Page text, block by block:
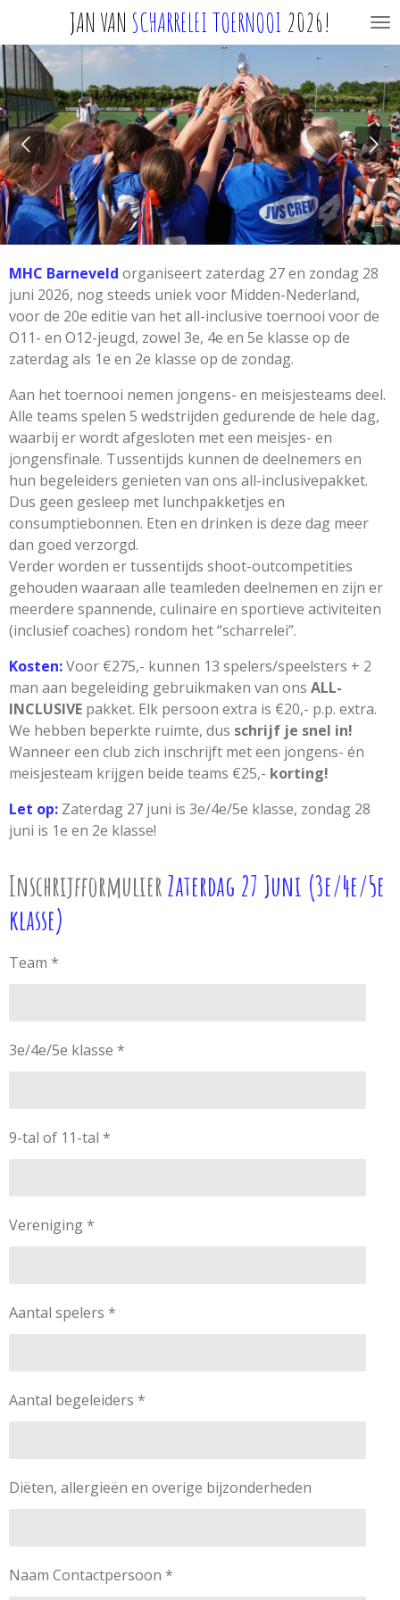
naar
de
hoofdinhoud
JAN VAN SCHARRELEI TOERNOOI 2026!
MHC Barneveld organiseert zaterdag 27 en zondag 28
juni 2026, nog steeds uniek voor Midden-Nederland,
voor de 20e editie van het all-inclusive toernooi voor de
O11- en O12-jeugd, zowel 3e, 4e en 5e klasse op de
zaterdag als 1e en 2e klasse op de zondag.
Aan het toernooi nemen jongens- en meisjesteams deel.
Alle teams spelen 5 wedstrijden gedurende de hele dag,
waarbij er wordt afgesloten met een meisjes- en
jongensfinale. Tussentijds kunnen de deelnemers en
hun begeleiders genieten van ons all-inclusivepakket.
Dus geen gesleep met lunchpakketjes en
consumptiebonnen. Eten en drinken is deze dag meer
dan goed verzorgd.
Verder worden er tussentijds shoot-outcompetities
gehouden waaraan alle teamleden deelnemen en zijn er
meerdere spannende, culinaire en sportieve activiteiten
(inclusief coaches) rondom het “scharrelei”.
Kosten:Voor €275,- kunnen 13 spelers/speelsters + 2
man aan begeleiding gebruikmaken van ons ALL-
INCLUSIVE pakket. Elk persoon extra is €20,- p.p. extra.
We hebben beperkte ruimte, dus schrijf je snel in!
Wanneer een club zich inschrijft met een jongens- én
meisjesteam krijgen beide teams €25,- korting!
Let op: Zaterdag 27 juni is 3e/4e/5e klasse, zondag 28
juni is 1e en 2e klasse!
InschrijfformulierZaterdag 27 Juni (3e/4e/5e
klasse)
Team *
3e/4e/5e klasse *
9-tal of 11-tal *
Vereniging *
Aantal spelers *
Aantal begeleiders *
Diëten, allergieën en overige bijzonderheden
Naam Contactpersoon *